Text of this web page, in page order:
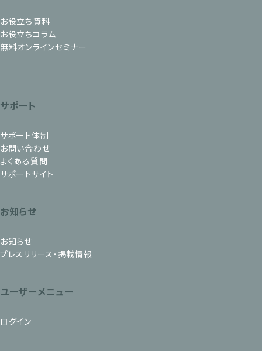
お役立ち資料
お役立ちコラム
無料オンラインセミナー
サポート
サポート体制
お問い合わせ
よくある質問
サポートサイト
お知らせ
お知らせ
プレスリリース・掲載情報
ユーザーメニュー
ログイン